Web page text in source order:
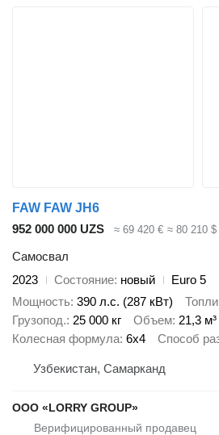
FAW FAW JH6
952 000 000 UZS
≈ 69 420 € ≈ 80 210 $
Самосвал
2023
Состояние новый
Euro 5
Мощность 390 л.с. (287 кВт)
Грузопод. 25 000 кг Объем 21,3 м³
Колесная формула 6x4 Способ
Узбекистан, Самарканд
ООО «LORRY GROUP»